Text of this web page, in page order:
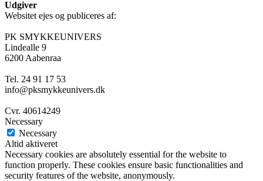
Udgiver
Websitet ejes og publiceres af:
PK SMYKKEUNIVERS
Lindealle 9
6200 Aabenraa
Tel. 24 91 17 53
info@pksmykkeunivers.dk
Cvr. 40614249
Necessary
Necessary
Altid aktiveret
Necessary cookies are absolutely essential for the website to
function properly. These cookies ensure basic functionalities and
security features of the website, anonymously.